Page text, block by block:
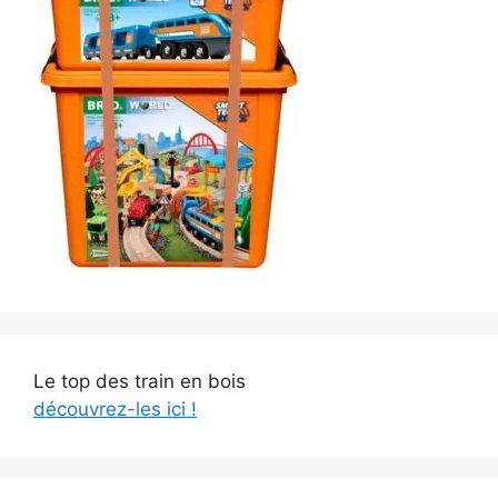
Le top des train en bois
découvrez-les ici !